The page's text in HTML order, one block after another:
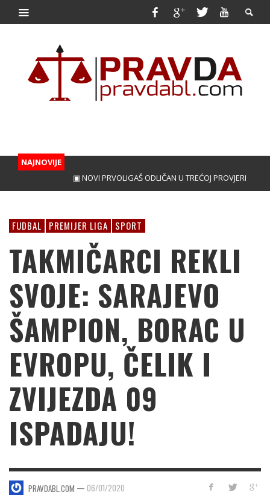
NAJNOVIJE
▣ NOVI PRVOLIGAŠ ODLIČAN U TREĆOJ PROVJERI ▣
FUDBAL PREMIJER LIGA SPORT
TAKMIČARCI REKLI
SVOJE: SARAJEVO
ŠAMPION, BORAC U
EVROPU, ČELIK I
ZVIJEZDA 09
ISPADAJU!
PRAVDABL.COM — 06/01/2020